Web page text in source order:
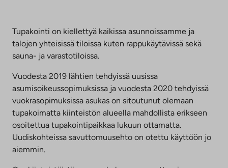
Tupakointi on kiellettyä kaikissa asunnoissamme ja
talojen yhteisissä tiloissa kuten rappukäytävissä sekä
sauna- ja varastotiloissa.
Vuodesta 2019 lähtien tehdyissä uusissa
asumisoikeussopimuksissa ja vuodesta 2020 tehdyissä
vuokrasopimuksissa asukas on sitoutunut olemaan
tupakoimatta kiinteistön alueella mahdollista erikseen
osoitettua tupakointipaikkaa lukuun ottamatta.
Uudiskohteissa savuttomuusehto on otettu käyttöön jo
aiemmin.